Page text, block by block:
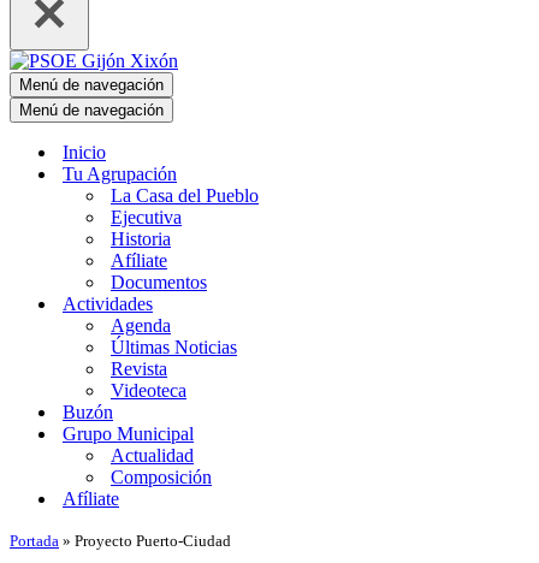
Menú de navegación
Menú de navegación
Inicio
Tu Agrupación
La Casa del Pueblo
Ejecutiva
Historia
Afíliate
Documentos
Actividades
Agenda
Últimas Noticias
Revista
Videoteca
Buzón
Grupo Municipal
Actualidad
Composición
Afíliate
Portada » Proyecto Puerto-Ciudad